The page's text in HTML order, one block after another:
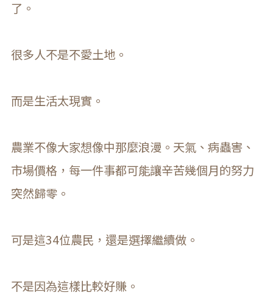
了。
很多人不是不愛土地。
而是生活太現實。
農業不像大家想像中那麼浪漫。天氣、病蟲害、
市場價格，每一件事都可能讓辛苦幾個月的努力
突然歸零。
可是這34位農民，還是選擇繼續做。
不是因為這樣比較好賺。